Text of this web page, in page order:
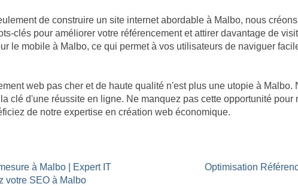
de construire un site internet abordable à Malbo, nous
clés pour améliorer votre référencement et attirer davantage de
le mobile à Malbo, ce qui permet à vos utilisateurs de naviguer
web pas cher et de haute qualité n'est plus une utopie à
clé d'une réussite en ligne. Ne manquez pas cette opportunité
de notre expertise en création web économique.
à Malbo | Expert IT
votre SEO à Malbo
Optimisation